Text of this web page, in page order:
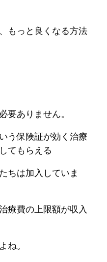
もっと良くなる方法
要ありません。
う保険証が効く治療
てもらえる
ちは加入していま
療費の上限額が収入
ね。